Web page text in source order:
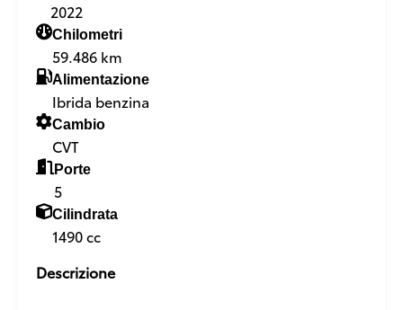
2022
Chilometri
59.486 km
Alimentazione
Ibrida benzina
Cambio
CVT
Porte
5
Cilindrata
1490 cc
Descrizione